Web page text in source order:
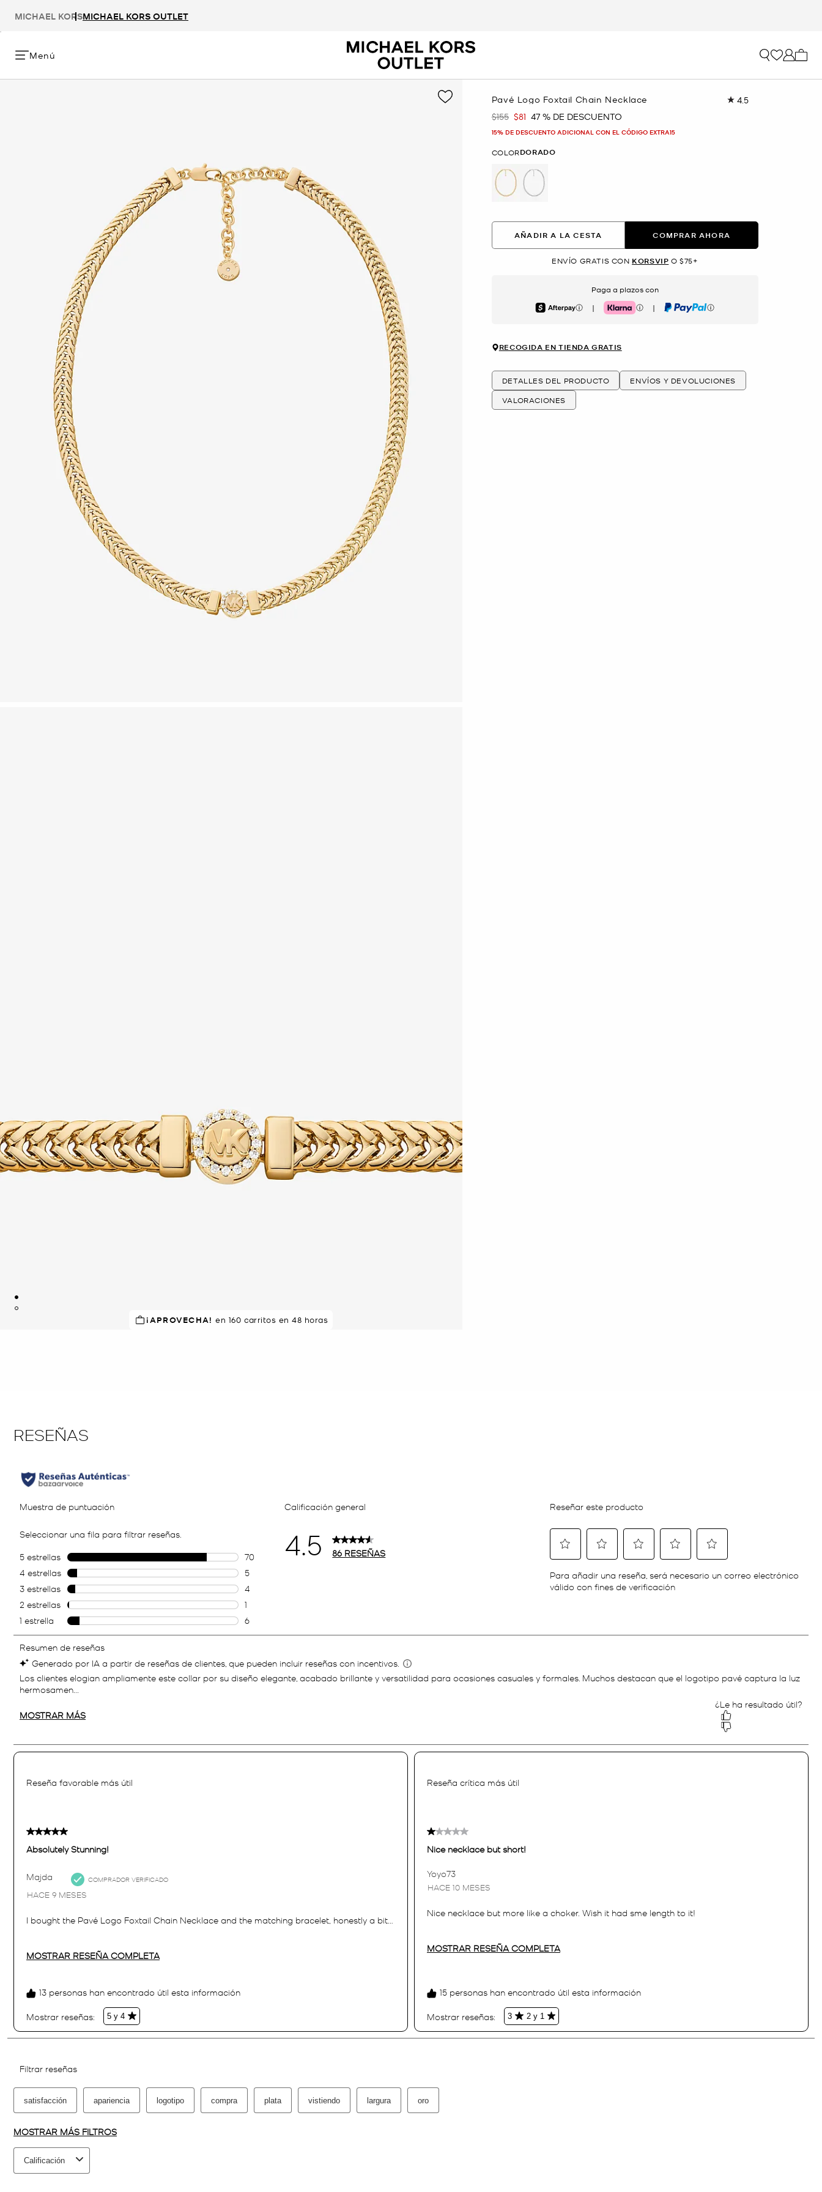
MICHAEL KORSMICHAEL KORS OUTLET
Menú
EN DEMANDA.
¡APROVECHA! en 160 carritos en 48 horas
Pavé Logo Foxtail Chain Necklace 4.5Lea
Era
$155 Ahora
$81 47 % DE DESCUENTO
15% DE DESCUENTO ADICIONAL CON EL CÓDIGO EXTRA15
COLORDORADO
AÑADIR A LA CESTA COMPRAR AHORA
ENVÍO GRATIS CON KORSVIP O $75+
Paga a plazos con
Afterpay | Klarna | PayPal
RECOGIDA EN TIENDA GRATIS
DETALLES DEL PRODUCTO
ENVÍOS Y DEVOLUCIONES
VALORACIONES